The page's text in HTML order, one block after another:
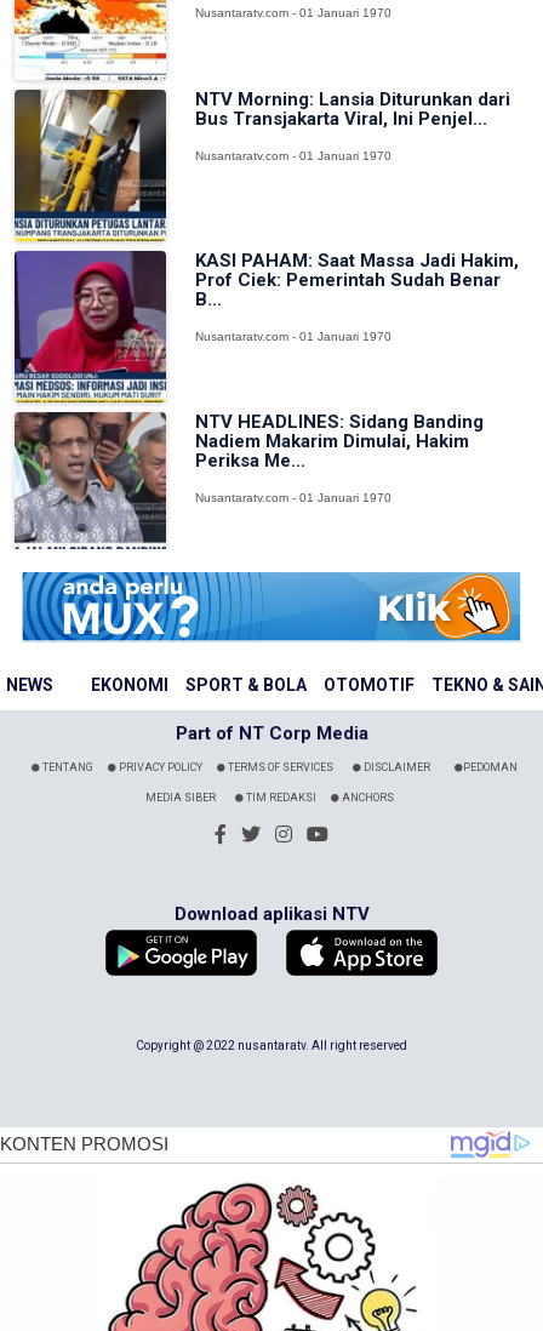
NEWS EKONOMI SPORT & BOLA OTOMOTIF TEKNO &
Nusantaratv.com - 01 Januari 1970
NTV Morning: Lansia Diturunkan dari
Bus Transjakarta Viral, Ini Penjel...
Nusantaratv.com - 01 Januari 1970
KASI PAHAM: Saat Massa Jadi Hakim,
Prof Ciek: Pemerintah Sudah Benar
B...
Nusantaratv.com - 01 Januari 1970
NTV HEADLINES: Sidang Banding
Nadiem Makarim Dimulai, Hakim
Periksa Me...
Nusantaratv.com - 01 Januari 1970
Part of NT Corp Media
TENTANG PRIVACY POLICY TERMS OF SERVICES DISCLAIMER PEDOMAN
MEDIA SIBER TIM REDAKSI ANCHORS
Download aplikasi NTV
Copyright @ 2022 nusantaratv. All right reserved